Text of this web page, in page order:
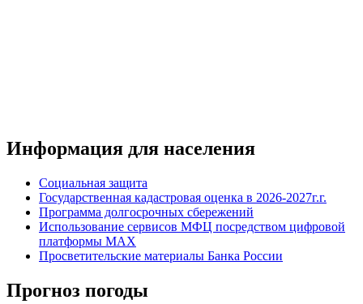
Информация для населения
Социальная защита
Государственная кадастровая оценка в 2026-2027г.г.
Программа долгосрочных сбережений
Использование сервисов МФЦ посредством цифровой
платформы MAX
Просветительские материалы Банка России
Прогноз погоды